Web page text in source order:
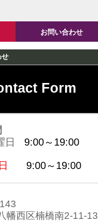
お問い合わせ
せ
Form
日 9:00～19:00
日 9:00～19:00
幡西区楠橋南2-11-13